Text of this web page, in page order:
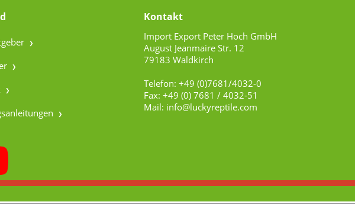
Kontakt
Import Export Peter Hoch GmbH
August Jeanmaire Str. 12
79183 Waldkirch
Telefon: +49 (0)7681/4032-0
Fax: +49 (0) 7681 / 4032-51
Mail: info@luckyreptile.com